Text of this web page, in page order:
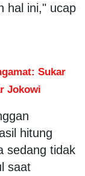
hal ini," ucap
Sukar
Jokowi
hitung
sedang tidak
saat